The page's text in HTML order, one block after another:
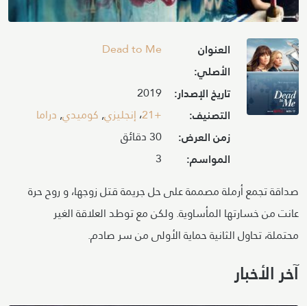
Image
العنوان
الأصلي:
Dead to Me
تاريخ الإصدار: 2019
التصنيف: +21 ،إنجليزي,كوميدي,دراما
زمن العرض: 30 دقائق
المواسم:
3
صداقة تجمع أرملة مصممة على حل جريمة قتل زوجها، و روح حرة
عانت من خسارتها المأساوية. ولكن مع توطد العلاقة الغير
محتملة، تحاول الثانية حماية الأولى من سر صادم.
آخر الأخبار